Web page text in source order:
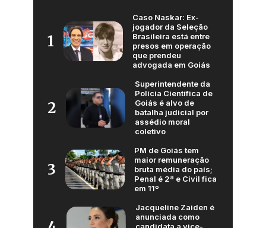
1
Caso Naskar: Ex-
jogador da Seleção
Brasileira está entre
presos em operação
que prendeu
advogada em Goiás
2
Superintendente da
Polícia Científica de
Goiás é alvo de
batalha judicial por
assédio moral
coletivo
3
PM de Goiás tem
maior remuneração
bruta média do país;
Penal é 2ª e Civil fica
em 11º
Jacqueline Zaiden é
anunciada como